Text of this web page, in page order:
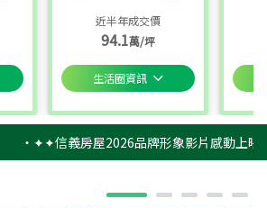
近半年成交價
94.1萬/坪
生活圈資訊
‧✦✦信義房屋2026品牌形象影片感動上映